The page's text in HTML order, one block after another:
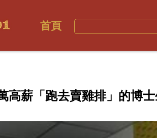
首頁
高薪「跑去賣雞排」的博